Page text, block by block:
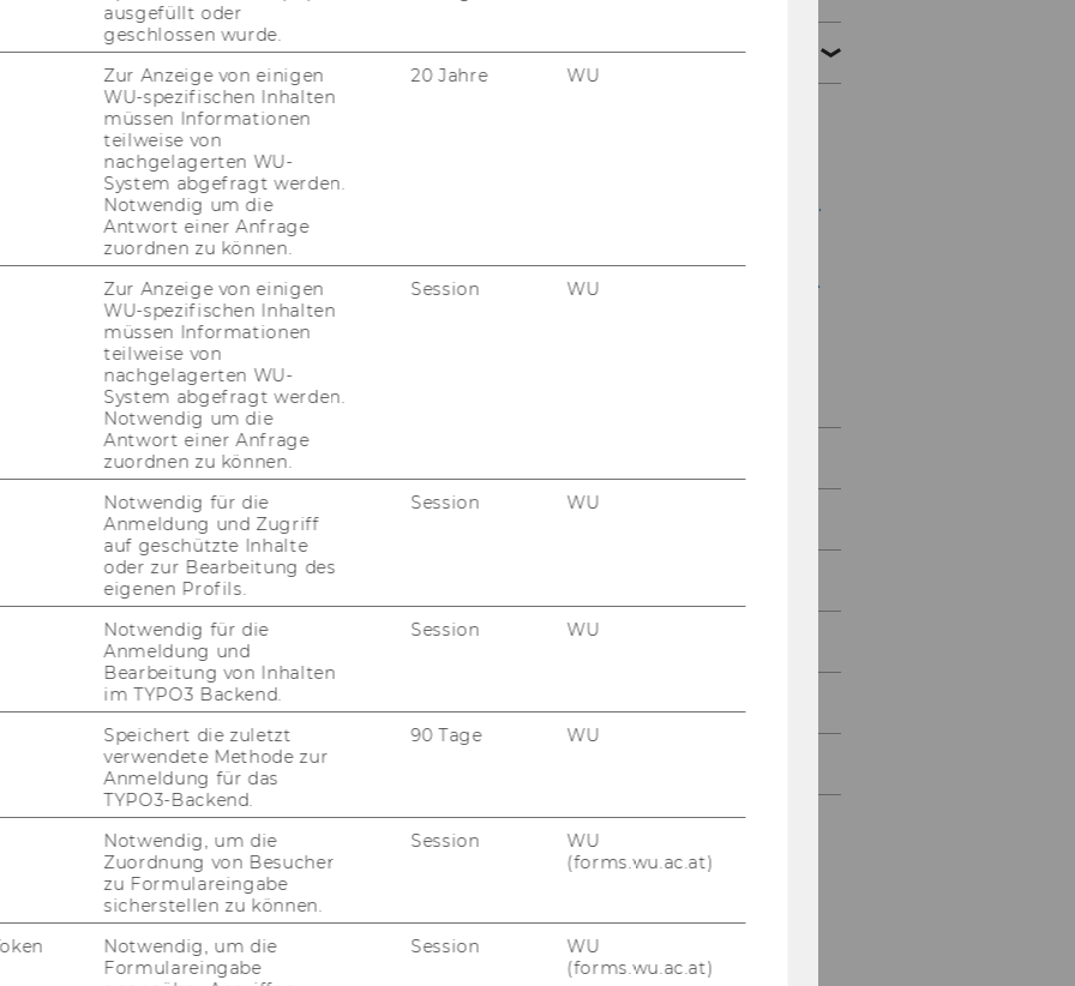
Änderungen von Verordnungen über
Universitätslehrgängen
an der Akademie der bildenden
von Stellen für wissenschaftliches
von Stellen für allgemeines Personal
26. Stück165)
und Projektleiter
werden gemäß § 27 Abs 2
der für die Vertragserfüllung
und zur Verfügung über die Geldmittel
diesem Vertrag sowie gemäß § 5 der
Bevollmächtigung von
der Wirtschaftsuniversität Wien
freien Dienstverträgen sowie
März 2012
Mitteilungsblatt vom 14.
Mitteilungsblatt vom 21.
Juli 2012
ausgefüllt oder
geschlossen wurde.
Zur Anzeige von einigen
WU-spezifischen Inhalten
müssen Informationen
teilweise von
nachgelagerten WU-
System abgefragt werden.
Notwendig um die
Antwort einer Anfrage
zuordnen zu können.
20 Jahre WU
Zur Anzeige von einigen
WU-spezifischen Inhalten
müssen Informationen
teilweise von
nachgelagerten WU-
System abgefragt werden.
Notwendig um die
Antwort einer Anfrage
zuordnen zu können.
Session WU
Notwendig für die
Anmeldung und Zugriff
auf geschützte Inhalte
oder zur Bearbeitung des
eigenen Profils.
Session WU
Notwendig für die
Anmeldung und
Bearbeitung von Inhalten
im TYPO3 Backend.
Session WU
Speichert die zuletzt
verwendete Methode zur
Anmeldung für das
TYPO3-Backend.
90 Tage WU
Notwendig, um die
Zuordnung von Besucher
zu Formulareingabe
sicherstellen zu können.
Session
WU
(forms.wu.ac.at)
Notwendig, um die
Formulareingabe
Session
WU
(forms.wu.ac.at)